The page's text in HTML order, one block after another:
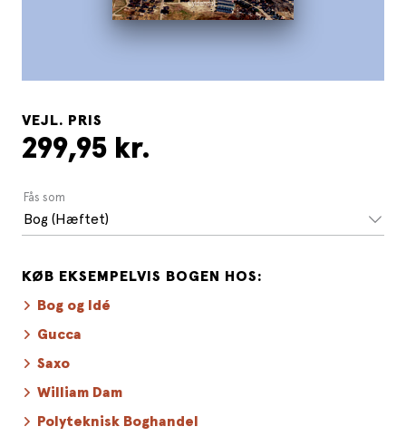
VEJL. PRIS
299,95 kr.
Fås som
Bog (Hæftet)
KØB EKSEMPELVIS BOGEN HOS:
Bog og Idé
Gucca
Saxo
William Dam
Polyteknisk Boghandel